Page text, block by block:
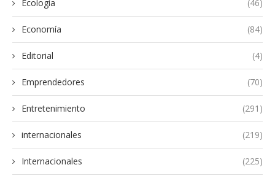
Ecología (46)
Economía (84)
Editorial (4)
Emprendedores (70)
Entretenimiento (291)
internacionales (219)
Internacionales (225)